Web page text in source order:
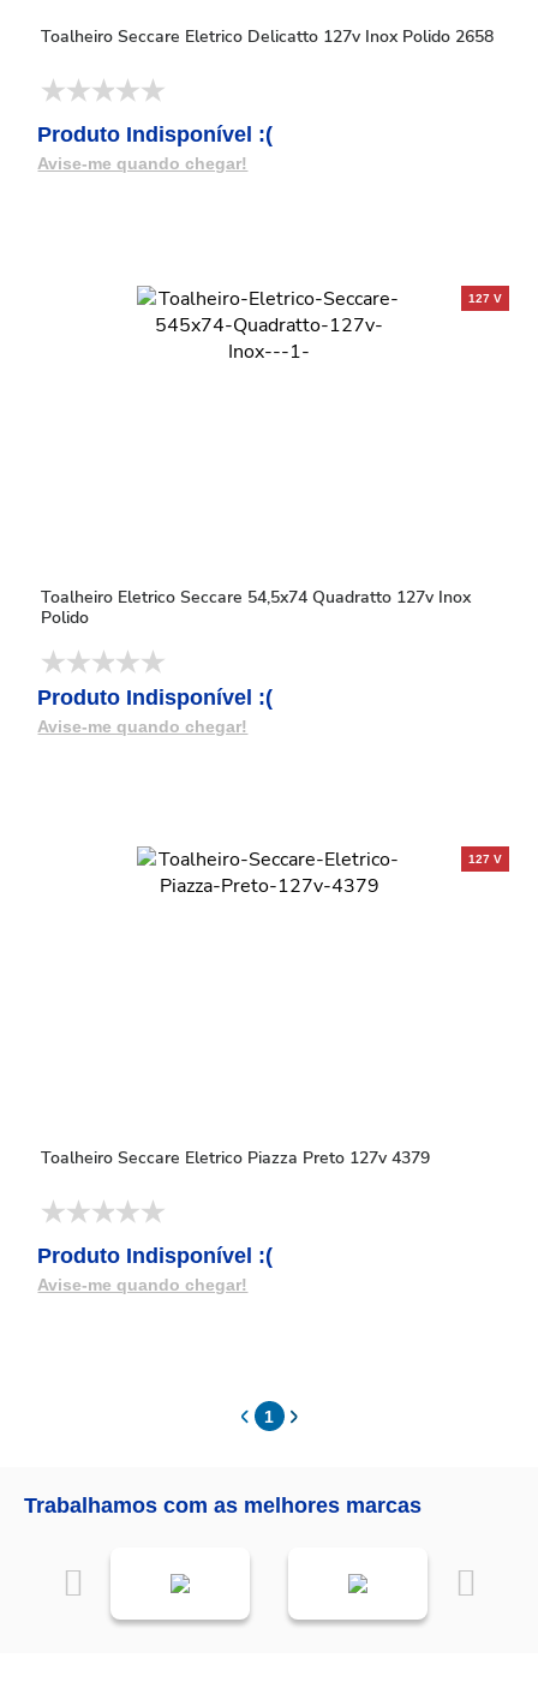
Toalheiro Seccare Eletrico Delicatto 127v Inox Polido 2658
Produto Indisponível :(
Avise-me quando chegar!
Toalheiro Eletrico Seccare 54,5x74 Quadratto 127v Inox
Polido
Produto Indisponível :(
Avise-me quando chegar!
Toalheiro Seccare Eletrico Piazza Preto 127v 4379
Produto Indisponível :(
Avise-me quando chegar!
1
Trabalhamos com as melhores marcas